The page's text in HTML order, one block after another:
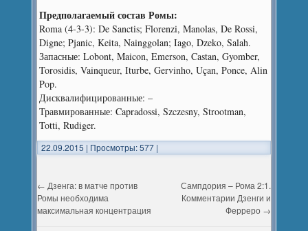
Предполагаемый состав Ромы:
Roma (4-3-3): De Sanctis; Florenzi, Manolas, De Rossi,
Digne; Pjanic, Keita, Nainggolan; Iago, Dzeko, Salah.
Запасные: Lobont, Maicon, Emerson, Castan, Gyomber,
Torosidis, Vainqueur, Iturbe, Gervinho, Uçan, Ponce, Alin
Pop.
Дисквалифицированные: –
Травмированные: Capradossi, Szczesny, Strootman,
Totti, Rudiger.
22.09.2015 | Просмотры: 577 |
← Дзенга: в матче против
Ромы необходима
максимальная концентрация
Сампдория – Рома 2:1.
Комментарии Дзенги и
Ферреро →